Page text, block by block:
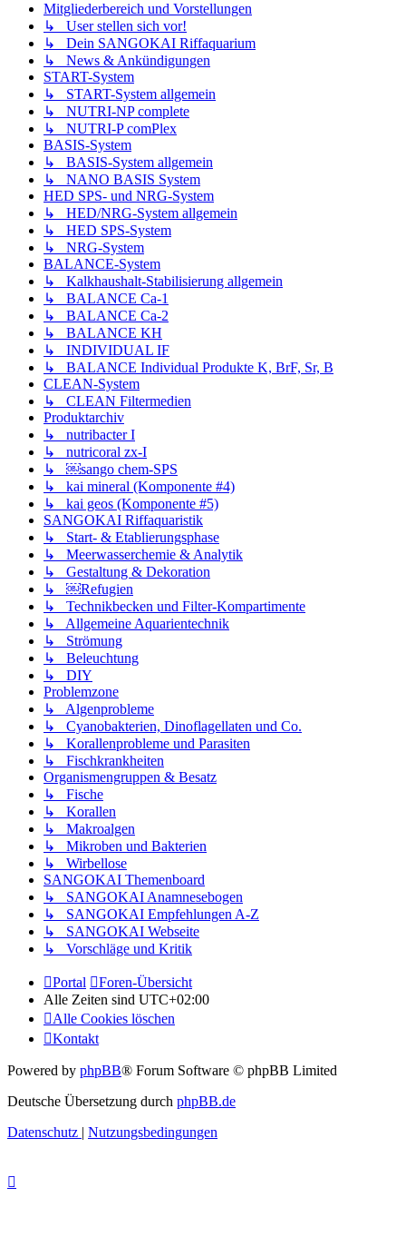
Mitgliederbereich und Vorstellungen
↳ User stellen sich vor!
↳ Dein SANGOKAI Riffaquarium
↳ News & Ankündigungen
START-System
↳ START-System allgemein
↳ NUTRI-NP complete
↳ NUTRI-P comPlex
BASIS-System
↳ BASIS-System allgemein
↳ NANO BASIS System
HED SPS- und NRG-System
↳ HED/NRG-System allgemein
↳ HED SPS-System
↳ NRG-System
BALANCE-System
↳ Kalkhaushalt-Stabilisierung allgemein
↳ BALANCE Ca-1
↳ BALANCE Ca-2
↳ BALANCE KH
↳ INDIVIDUAL IF
↳ BALANCE Individual Produkte K, BrF, Sr, B
CLEAN-System
↳ CLEAN Filtermedien
Produktarchiv
↳ nutribacter I
↳ nutricoral zx-I
↳ ￼sango chem-SPS
↳ kai mineral (Komponente #4)
↳ kai geos (Komponente #5)
SANGOKAI Riffaquaristik
↳ Start- & Etablierungsphase
↳ Meerwasserchemie & Analytik
↳ Gestaltung & Dekoration
↳ ￼Refugien
↳ Technikbecken und Filter-Kompartimente
↳ Allgemeine Aquarientechnik
↳ Strömung
↳ Beleuchtung
↳ DIY
Problemzone
↳ Algenprobleme
↳ Cyanobakterien, Dinoflagellaten und Co.
↳ Korallenprobleme und Parasiten
↳ Fischkrankheiten
Organismengruppen & Besatz
↳ Fische
↳ Korallen
↳ Makroalgen
↳ Mikroben und Bakterien
↳ Wirbellose
SANGOKAI Themenboard
↳ SANGOKAI Anamnesebogen
↳ SANGOKAI Empfehlungen A-Z
↳ SANGOKAI Webseite
↳ Vorschläge und Kritik
Portal
Foren-Übersicht
Alle Zeiten sind UTC+02:00
Alle Cookies löschen
Kontakt
Powered by phpBB® Forum Software © phpBB Limited
Deutsche Übersetzung durch phpBB.de
Datenschutz | Nutzungsbedingungen